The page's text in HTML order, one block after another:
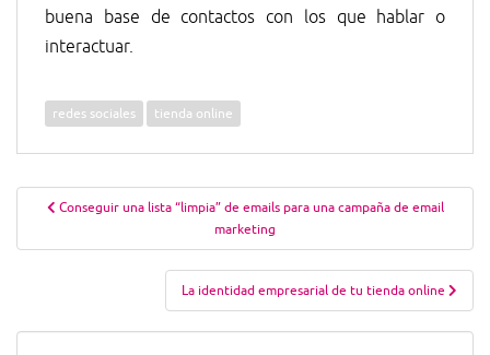
buena base de contactos con los que hablar o
interactuar.
redes sociales tienda online
Navegación
entradas
Conseguir una lista “limpia” de emails para una campaña de email
marketing
La identidad empresarial de tu tienda online